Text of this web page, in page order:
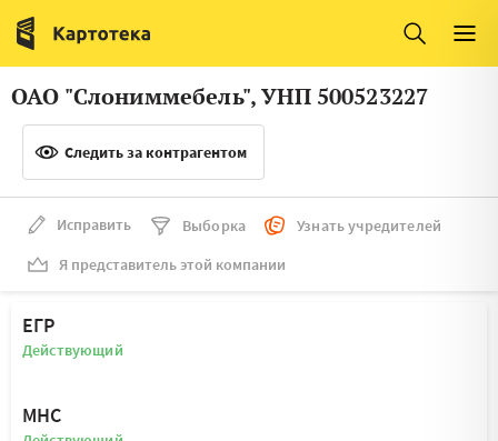
Италия
Люксембург
Литва
Нидерланды
ОАО "Слониммебель", УНП 500523227
Следить за контрагентом
Исправить Выборка
Узнать учредителей
Я представитель этой компании
ЕГР
Действующий
МНС